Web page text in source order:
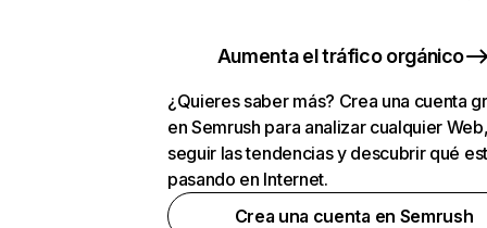
Aumenta el tráfico orgánico
¿Quieres saber más? Crea una cuenta
en Semrush para analizar cualquier
seguir las tendencias y descubrir qué
pasando en Internet.
Crea una cuenta en Semrush